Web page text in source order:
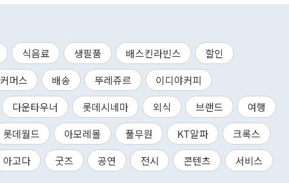
식음료 생필품 배스킨라빈스
할인
커머스 배송 뚜레쥬르
이디야커피
다운타우너 롯데시네마 외식 브랜드
여행
롯데월드 아모레몰 풀무원 KT알파
크록스
아고다 굿즈 공연 전시 콘텐츠 서비스